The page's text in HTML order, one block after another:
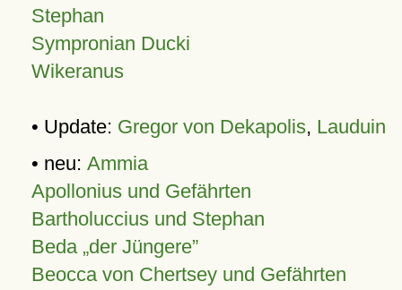
Stephan
Sympronian Ducki
Wikeranus
• Update: Gregor von Dekapolis, Lauduin
• neu: Ammia
Apollonius und Gefährten
Bartholuccius und Stephan
Beda „der Jüngere”
Beocca von Chertsey und Gefährten